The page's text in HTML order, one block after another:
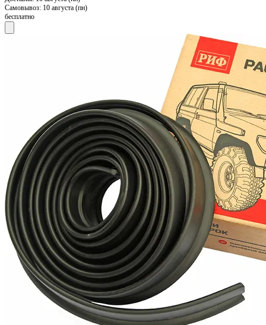
Самовывоз: 10 августа (пн)
бесплатно